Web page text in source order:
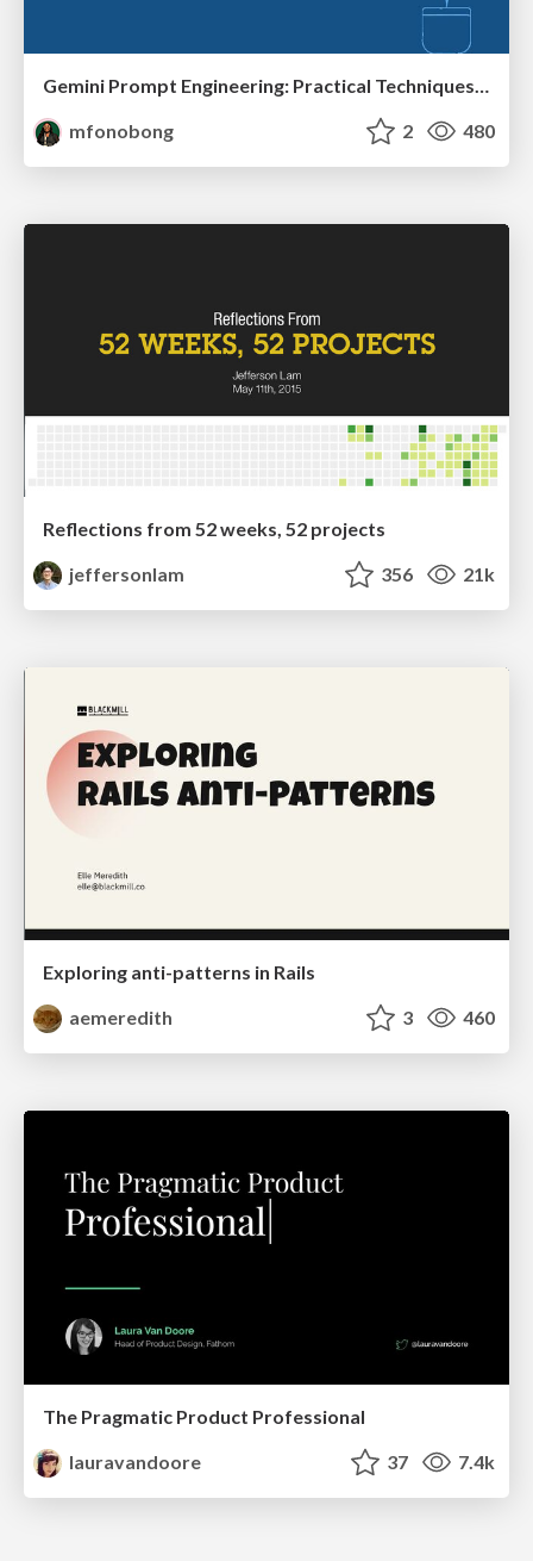
mfonobong
2 480
Reflections from 52 weeks, 52 projects
jeffersonlam
356 21k
Exploring anti-patterns in Rails
aemeredith
3 460
The Pragmatic Product Professional
lauravandoore
37 7.4k